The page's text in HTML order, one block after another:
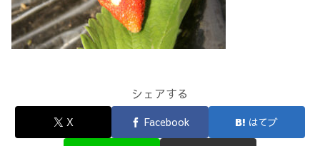
シェアする
X Facebook はてブ